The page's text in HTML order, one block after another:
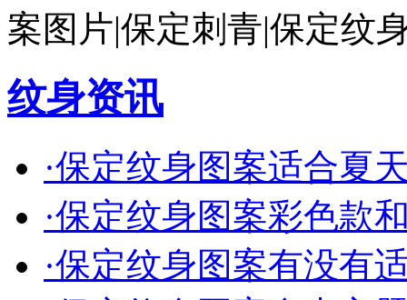
案图片|保定刺青|保定纹
纹身资讯
·保定纹身图案适合夏
·保定纹身图案彩色款
·保定纹身图案有没有